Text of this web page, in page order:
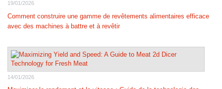
19/01/2026
Comment construire une gamme de revêtements alimentaires efficace
avec des machines à battre et à revêtir
14/01/2026